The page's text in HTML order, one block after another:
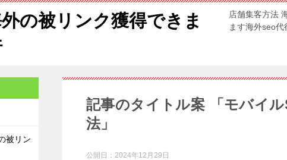
の被リンク獲得できま
店舗集客方法
ます海外seo
記事のタイトル案 「モバイ
法」
公開日： 2024年12月29日
被リン